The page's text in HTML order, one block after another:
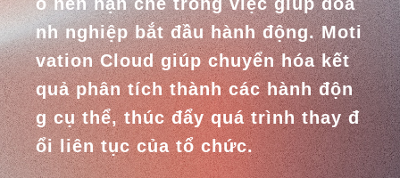
nh nghiệp bắt đầu hành động. Moti
vation Cloud giúp chuyển hóa kết
quả phân tích thành các hành độn
g cụ thể, thúc đẩy quá trình thay đ
ổi liên tục của tổ chức.